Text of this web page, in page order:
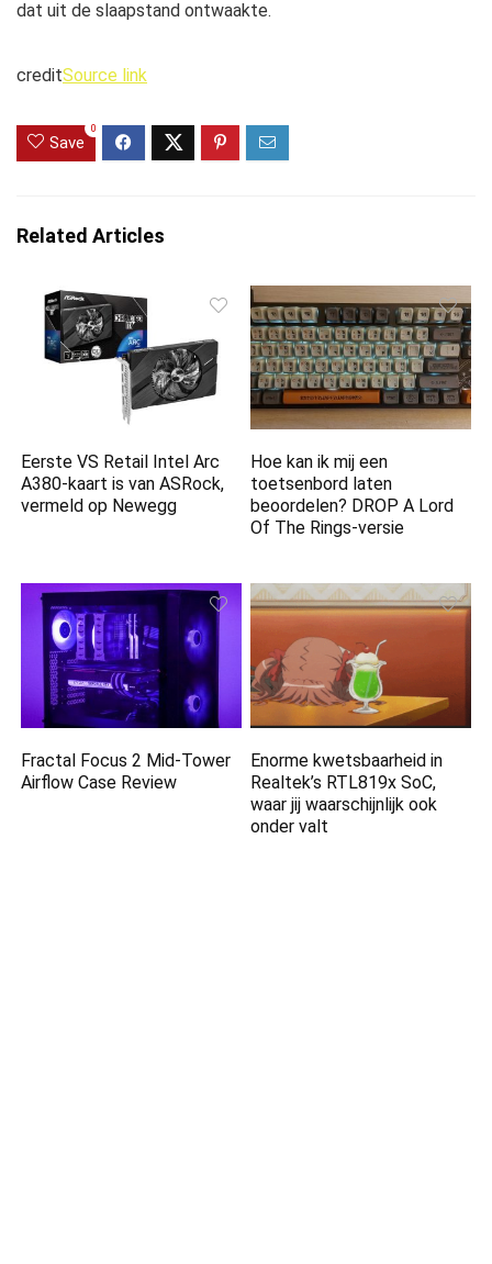
dat uit de slaapstand ontwaakte.
creditSource link
Save
0
Related Articles
Eerste VS Retail Intel Arc
A380-kaart is van ASRock,
vermeld op Newegg
Hoe kan ik mij een
toetsenbord laten
beoordelen? DROP A Lord
Of The Rings-versie
Fractal Focus 2 Mid-Tower
Airflow Case Review
Enorme kwetsbaarheid in
Realtek’s RTL819x SoC,
waar jij waarschijnlijk ook
onder valt